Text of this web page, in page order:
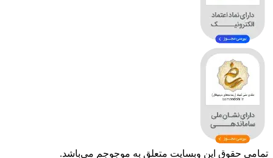
این وبسایت متعلق به موجوجم می‌باشد.